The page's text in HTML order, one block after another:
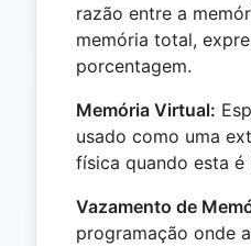
razão entre a
memória total,
porcentagem.
Memória Virtual:
usado como uma
física quando esta é
Vazamento de
programação onde